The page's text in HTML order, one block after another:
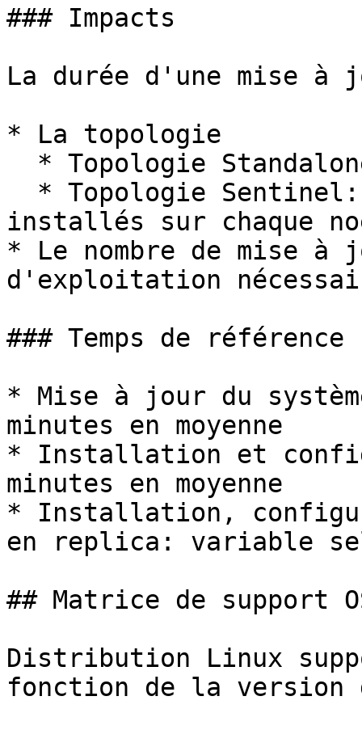
### Impacts
La durée d'une mise
* La topologie
installés sur chaque
* Le nombre de mise à
d'exploitation
### Temps de référence
* Mise à jour du
minutes en moyenne
* Installation et
minutes en moyenne
* Installation,
en replica: variable
## Matrice de support
Distribution Linux
fonction de la version